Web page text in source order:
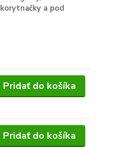
korytnačky a pod
Pridať do košíka
Pridať do košíka